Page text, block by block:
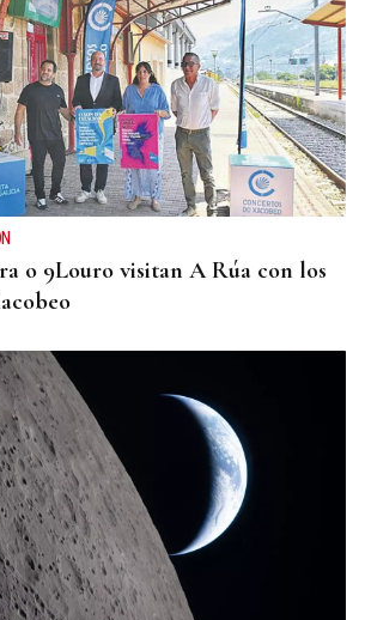
presidente del Arenteiro: “Solo
o 9Louro visitan A Rúa con los